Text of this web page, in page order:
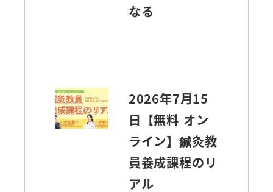
なる
2026年7月15
日【無料 オン
ライン】鍼灸教
員養成課程のリ
アル